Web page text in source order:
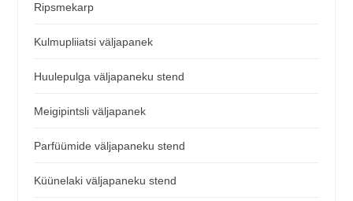
Ripsmekarp
Kulmupliiatsi väljapanek
Huulepulga väljapaneku stend
Meigipintsli väljapanek
Parfüümide väljapaneku stend
Küünelaki väljapaneku stend